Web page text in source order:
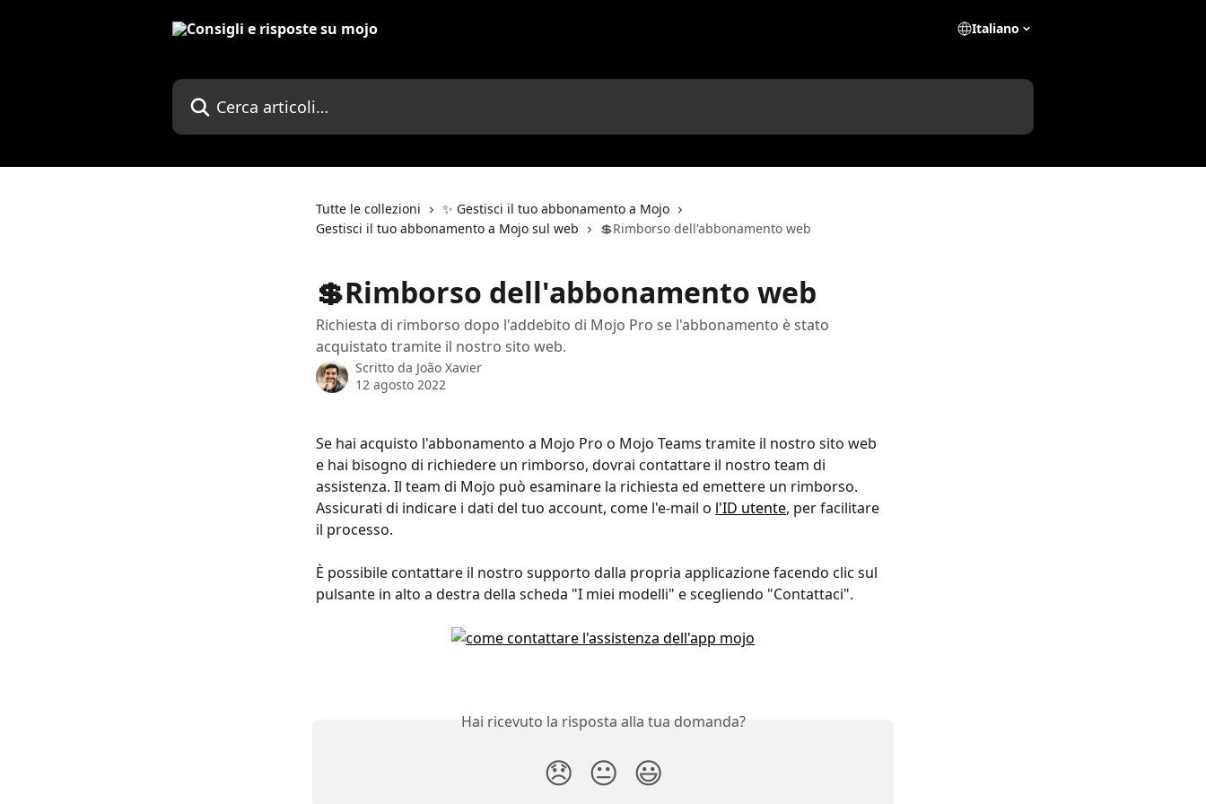
Italiano
Cerca articoli…
Tutte le collezioni
✨ Gestisci il tuo abbonamento a Mojo
Gestisci il tuo abbonamento a Mojo sul web
💲Rimborso dell'abbonamento web
💲Rimborso dell'abbonamento web
Richiesta di rimborso dopo l'addebito di Mojo Pro se l'abbonamento è stato
acquistato tramite il nostro sito web.
Scritto da João Xavier
12 agosto 2022
Se hai acquisto l'abbonamento a Mojo Pro o Mojo Teams tramite il nostro sito web
e hai bisogno di richiedere un rimborso, dovrai contattare il nostro team di
assistenza. Il team di Mojo può esaminare la richiesta ed emettere un rimborso.
Assicurati di indicare i dati del tuo account, come l'e-mail o l'ID utente, per facilitare
il processo.
È possibile contattare il nostro supporto dalla propria applicazione facendo clic sul
pulsante in alto a destra della scheda "I miei modelli" e scegliendo "Contattaci".
Hai ricevuto la risposta alla tua domanda?
😞 😐 😃